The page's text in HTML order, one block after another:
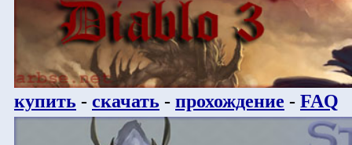
купить - скачать - прохождение - FAQ